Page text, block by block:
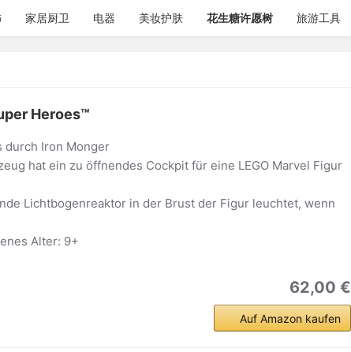
家居厨卫 电器 美妆护肤 花生糖许愿树 旅游工具
Heroes™
durch Iron Monger
hat ein zu öffnendes Cockpit für eine LEGO Marvel Figur
Lichtbogenreaktor in der Brust der Figur leuchtet, wenn
Alter: 9+
62,00 €
Auf Amazon kaufen